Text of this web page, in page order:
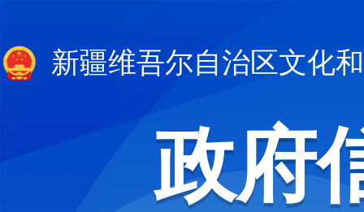
新疆维吾尔自治区文化
政府